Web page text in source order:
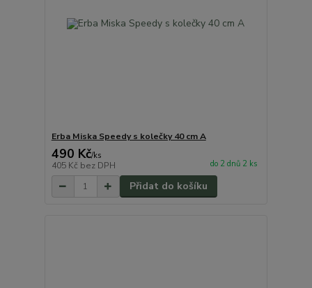
Erba Miska Speedy s kolečky 40 cm A
490 Kč/ks
405 Kč bez DPH do 2 dnů 2 ks
Přidat do košíku